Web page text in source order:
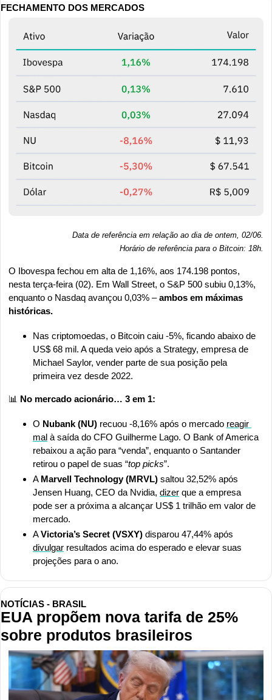
FECHAMENTO DOS MERCADOS
Data de referência em relação ao dia de ontem, 02/06.
Horário de referência para o Bitcoin: 18h
O Ibovespa fechou em alta de 1,16%, aos 174.198 pontos,
nesta terça-feira (02). Em Wall Street, o S&P 500 subiu 0,13%,
enquanto o Nasdaq avançou 0,03% – ambos em máximas
históricas.
Nas criptomoedas, o Bitcoin caiu -5%, ficando abaixo de
US$ 68 mil. A queda veio após a Strategy, empresa de
Michael Saylor, vender parte de sua posição pela
primeira vez desde 2022.
📊 No mercado acionário… 3 em 1:
O Nubank (NU) recuou -8,16% após o mercado reagir
mal à saída do CFO Guilherme Lago. O Bank of America
rebaixou a ação para “venda”, enquanto o Santander
retirou o papel de suas “top picks”.
A Marvell Technology (MRVL) saltou 32,52% após
Jensen Huang, CEO da Nvidia, dizer que a empresa
pode ser a próxima a alcançar US$ 1 trilhão em valor de
mercado.
A Victoria’s Secret (VSXY)
divulgar resultados acima do esperado e elevar suas
projeções para o ano.
NOTÍCIAS - BRASIL
EUA propõem nova tarifa de 25%
sobre produtos brasileiros